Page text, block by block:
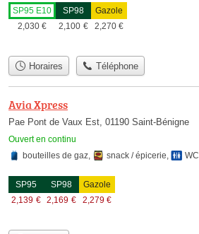
SP95 E10
2,030 €
SP98
2,100 €
Gazole
2,270 €
Horaires Téléphone
Avia Xpress
Pae Pont de Vaux Est, 01190 Saint-Bénigne
Ouvert en continu
bouteilles de gaz, snack / épicerie, WC
SP95
2,139 €
SP98
2,169 €
Gazole
2,279 €